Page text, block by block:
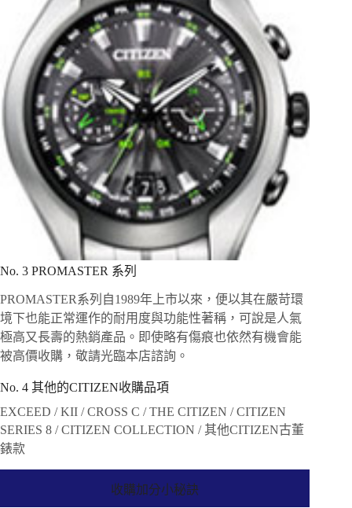
No. 3 PROMASTER 系列
PROMASTER系列自1989年上市以來，便以其在嚴苛環
境下也能正常運作的耐用度與功能性著稱，可說是人氣
極高又長壽的熱銷產品。即使略有傷痕也依然有機會能
被高價收購，敬請光臨本店諮詢。
No. 4 其他的CITIZEN收購品項
EXCEED / KII / CROSS C / THE CITIZEN / CITIZEN
SERIES 8 / CITIZEN COLLECTION / 其他CITIZEN古董
錶款
收購加分小秘訣